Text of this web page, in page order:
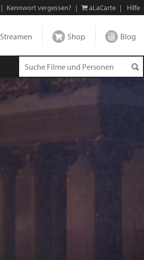
| Kennwort vergessen? | aLaCarte | Hilfe
Streamen Shop Blog